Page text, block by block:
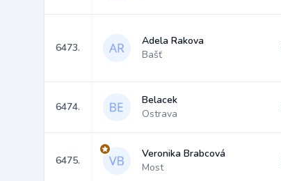
6473.
Adela Rakova
Bašť
6474.
Belacek
Ostrava
6475.
Veronika Brabcová
Most